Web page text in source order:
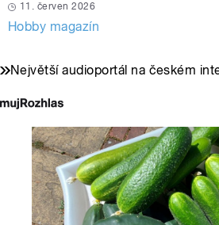
11. červen 2026
Hobby magazín
Největší audioportál na českém